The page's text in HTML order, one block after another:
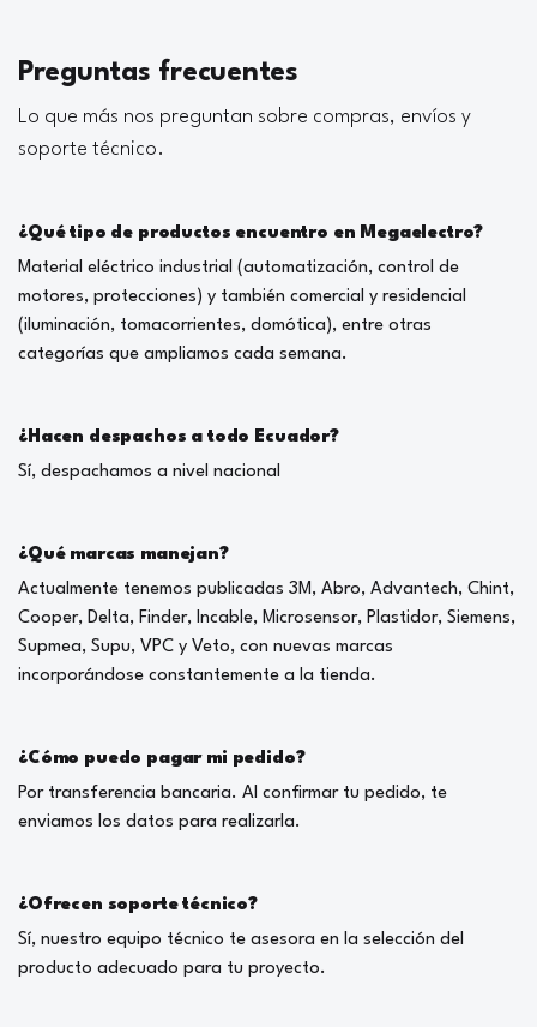
Preguntas frecuentes
Lo que más nos preguntan sobre compras, envíos y
soporte técnico.
¿Qué tipo de productos encuentro en Megaelectro?
Material eléctrico industrial (automatización, control de
motores, protecciones) y también comercial y residencial
(iluminación, tomacorrientes, domótica), entre otras
categorías que ampliamos cada semana.
¿Hacen despachos a todo Ecuador?
Sí, despachamos a nivel nacional
¿Qué marcas manejan?
Actualmente tenemos publicadas 3M, Abro, Advantech, Chint,
Cooper, Delta, Finder, Incable, Microsensor, Plastidor, Siemens,
Supmea, Supu, VPC y Veto, con nuevas marcas
incorporándose constantemente a la tienda.
¿Cómo puedo pagar mi pedido?
Por transferencia bancaria. Al confirmar tu pedido, te
enviamos los datos para realizarla.
¿Ofrecen soporte técnico?
Sí, nuestro equipo técnico te asesora en la selección del
producto adecuado para tu proyecto.